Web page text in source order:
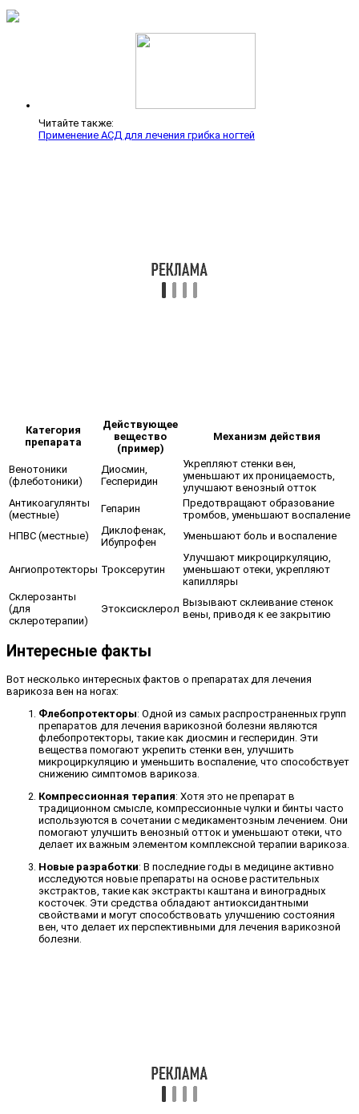
Читайте также:
Применение АСД для лечения грибка ногтей
Категория
препарата
Действующее
вещество
(пример)
Механизм действия
Венотоники
(флеботоники)
Диосмин,
Гесперидин
Укрепляют стенки вен,
уменьшают их проницаемость,
улучшают венозный отток
Антикоагулянты
(местные)
Гепарин
Предотвращают образование
тромбов, уменьшают воспаление
НПВС (местные)
Диклофенак,
Ибупрофен
Уменьшают боль и воспаление
Ангиопротекторы Троксерутин
Улучшают микроциркуляцию,
уменьшают отеки, укрепляют
капилляры
Склерозанты
(для
склеротерапии)
Этоксисклерол
Вызывают склеивание стенок
вены, приводя к ее закрытию
Интересные факты
Вот несколько интересных фактов о препаратах для лечения
варикоза вен на ногах:
Флебопротекторы: Одной из самых распространенных групп
препаратов для лечения варикозной болезни являются
флебопротекторы, такие как диосмин и гесперидин. Эти
вещества помогают укрепить стенки вен, улучшить
микроциркуляцию и уменьшить воспаление, что способствует
снижению симптомов варикоза.
Компрессионная терапия: Хотя это не препарат в
традиционном смысле, компрессионные чулки и бинты часто
используются в сочетании с медикаментозным лечением. Они
помогают улучшить венозный отток и уменьшают отеки, что
делает их важным элементом комплексной терапии варикоза.
Новые разработки: В последние годы в медицине активно
исследуются новые препараты на основе растительных
экстрактов, такие как экстракты каштана и виноградных
косточек. Эти средства обладают антиоксидантными
свойствами и могут способствовать улучшению состояния
вен, что делает их перспективными для лечения варикозной
болезни.